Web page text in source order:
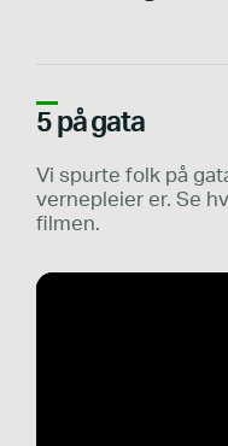
5 på gata
Vi spurte folk på
vernepleier er. Se
filmen.